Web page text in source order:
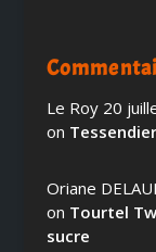
Le Roy 20
on
Oriane
on Tourtel
sucre